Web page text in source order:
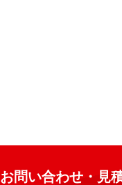
お問い合わせ・見